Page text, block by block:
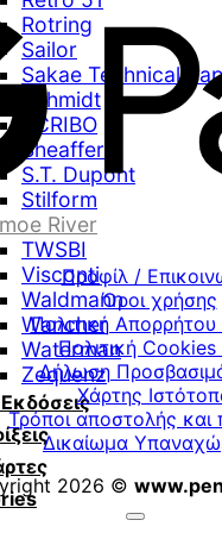
Rotring
Sailor
Sakae Technical
Schmidt
SCRIBO
Sheaffer
S.T. Dupont
Stilform
River
TWSBI
Visconti
Waldmann
Wancher
Waterman
Zequenz
Εκδόσεις
Προφίλ /
Όροι χρήσης
Πολιτική Απορρήτου
Πολιτική
Δήλωση
Χάρτης
Τρόποι αποστολής και
Δικαίωμα
2026 ©